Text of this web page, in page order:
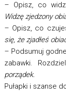
– Opisz, co
Widzę zjedzony
– Opisz, co
się, że zjadłeś
– Podsumuj
zabawki.
porządek.
Pułapki i szanse